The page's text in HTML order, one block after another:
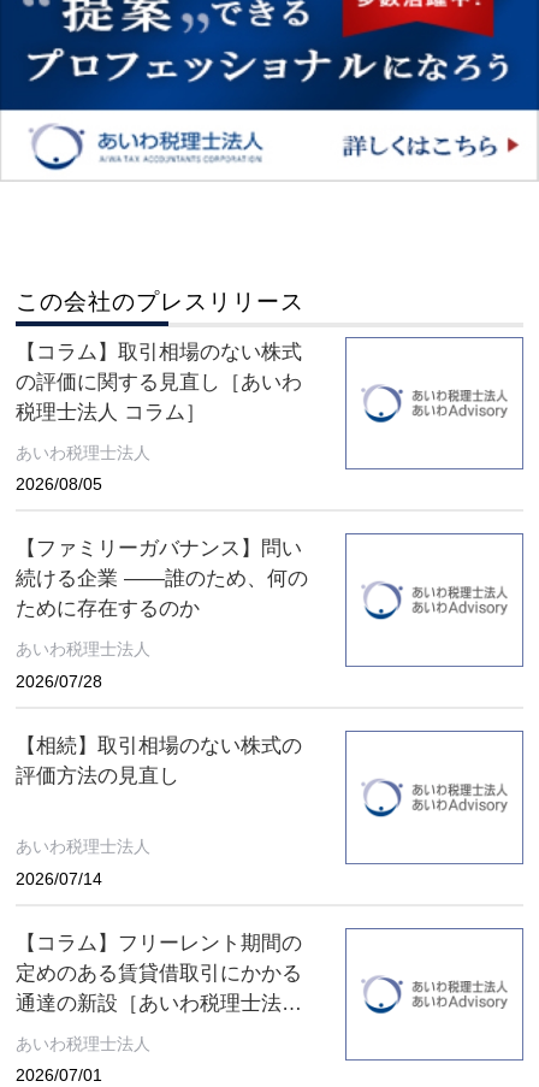
この会社のプレスリリース
【コラム】取引相場のない株式
の評価に関する見直し［あいわ
税理士法人 コラム］
あいわ税理士法人
2026/08/05
【ファミリーガバナンス】問い
続ける企業 ――誰のため、何の
ために存在するのか
あいわ税理士法人
2026/07/28
【相続】取引相場のない株式の
評価方法の見直し
あいわ税理士法人
2026/07/14
【コラム】フリーレント期間の
定めのある賃貸借取引にかかる
通達の新設［あいわ税理士法人
コラム］
あいわ税理士法人
2026/07/01